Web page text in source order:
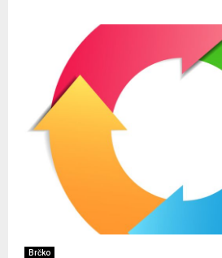
Brčko